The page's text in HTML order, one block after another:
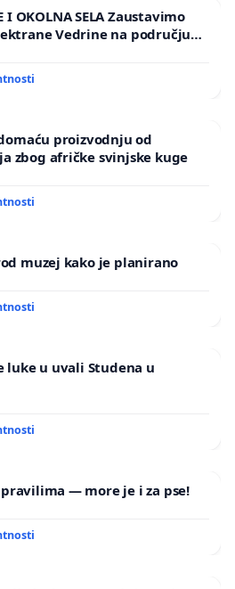
I OKOLNA SELA Zaustavimo
Vedrine na području
proizvodnju od
zbog afričke svinjske kuge
muzej kako je planirano
u uvali Studena u
— more je i za pse!